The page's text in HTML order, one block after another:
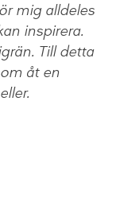
mig alldeles
inspirera.
Till detta
åt en